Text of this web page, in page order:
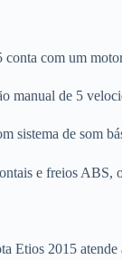
com um
manual de 5
sistema de som
e freios ABS,
Etios 2015